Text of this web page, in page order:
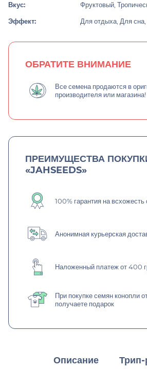
Вкус:
Фруктовый,
Эффект:
Для отдыха, Для
ОБРАТИТЕ ВНИМАНИЕ
Все семена продаются в
производителя или магазина!
ПРЕИМУЩЕСТВА
«JAHSEEDS»
100% гарантия на всхожесть
Анонимная курьерская
Наложенный платеж от 400
При покупке семян конопли
получаете подарок
Описание Трип-